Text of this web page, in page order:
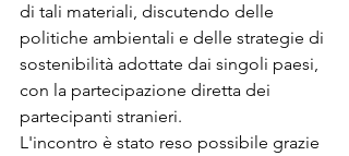
di tali materiali, discutendo delle
politiche ambientali e delle strategie di
sostenibilità adottate dai singoli paesi,
con la partecipazione diretta dei
partecipanti stranieri.
L'incontro è stato reso possibile grazie